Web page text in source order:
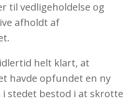
til vedligeholdelse og
afholdt af
helt klart, at
havde opfundet en ny
i stedet bestod i at skrotte